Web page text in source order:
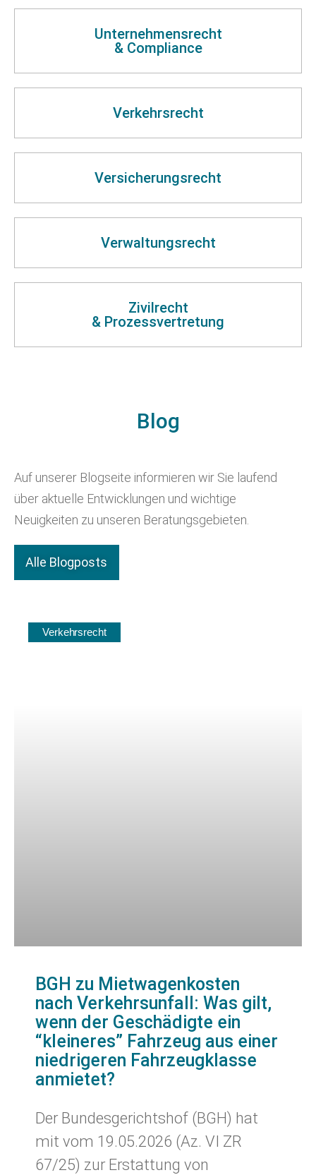
Unternehmensrecht
& Compliance
Verkehrsrecht
Versicherungsrecht
Verwaltungsrecht
Zivilrecht
& Prozessvertretung
Blog
Auf unserer Blogseite informieren wir Sie laufend
über aktuelle Entwicklungen und wichtige
Neuigkeiten zu unseren Beratungsgebieten.
Alle Blogposts
Verkehrsrecht
BGH zu Mietwagenkosten
nach Verkehrsunfall: Was gilt,
wenn der Geschädigte ein
“kleineres” Fahrzeug aus einer
niedrigeren Fahrzeugklasse
anmietet?
Der Bundesgerichtshof (BGH) hat
mit vom 19.05.2026 (Az. VI ZR
67/25) zur Erstattung von